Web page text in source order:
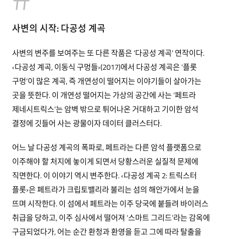
사변의 시작: 다공성 계곡
사변의 변주를 보여주는 또 다른 작품은 ‘다공성 계곡’ 연작이다.
‹다공성 계곡, 이동식 구멍들›(2017)에서 다공성 계곡은 ‘플롯
구멍’이 많은 계곡, 즉 개연성이 떨어지는 이야기들이 살아가는
곳을 뜻한다. 이 개연성 떨어지는 가상의 공간에 사는 ‘페트라
제네시트릭스’는 암벽 밖으로 튀어나온 거대하고 기이한 암석
결정에 깃들어 사는 광물이자 데이터 클러스터다.
어느 날 다공성 계곡의 폭파로, 페트라는 다른 암석 플랫폼으로
이주해야 할 처지에 놓이게 되면서 당황스러운 실질적 문제에
직면한다. 이 이야기 역시 변주한다. ‹다공성 계곡 2: 트릭스터
플롯›은 페트라가 크립토밸리라 불리는 섬의 해안가에서 눈을
뜨며 시작한다. 이 섬에서 페트라는 이주 당국에 붙들려 바이러스
취급을 당하고, 이주 심사에서 떨어져 ‘스마트 그리드’라는 감옥에
구금되었다가, 어는 순간 환청과 환영을 듣고 그에 따라 탈출을